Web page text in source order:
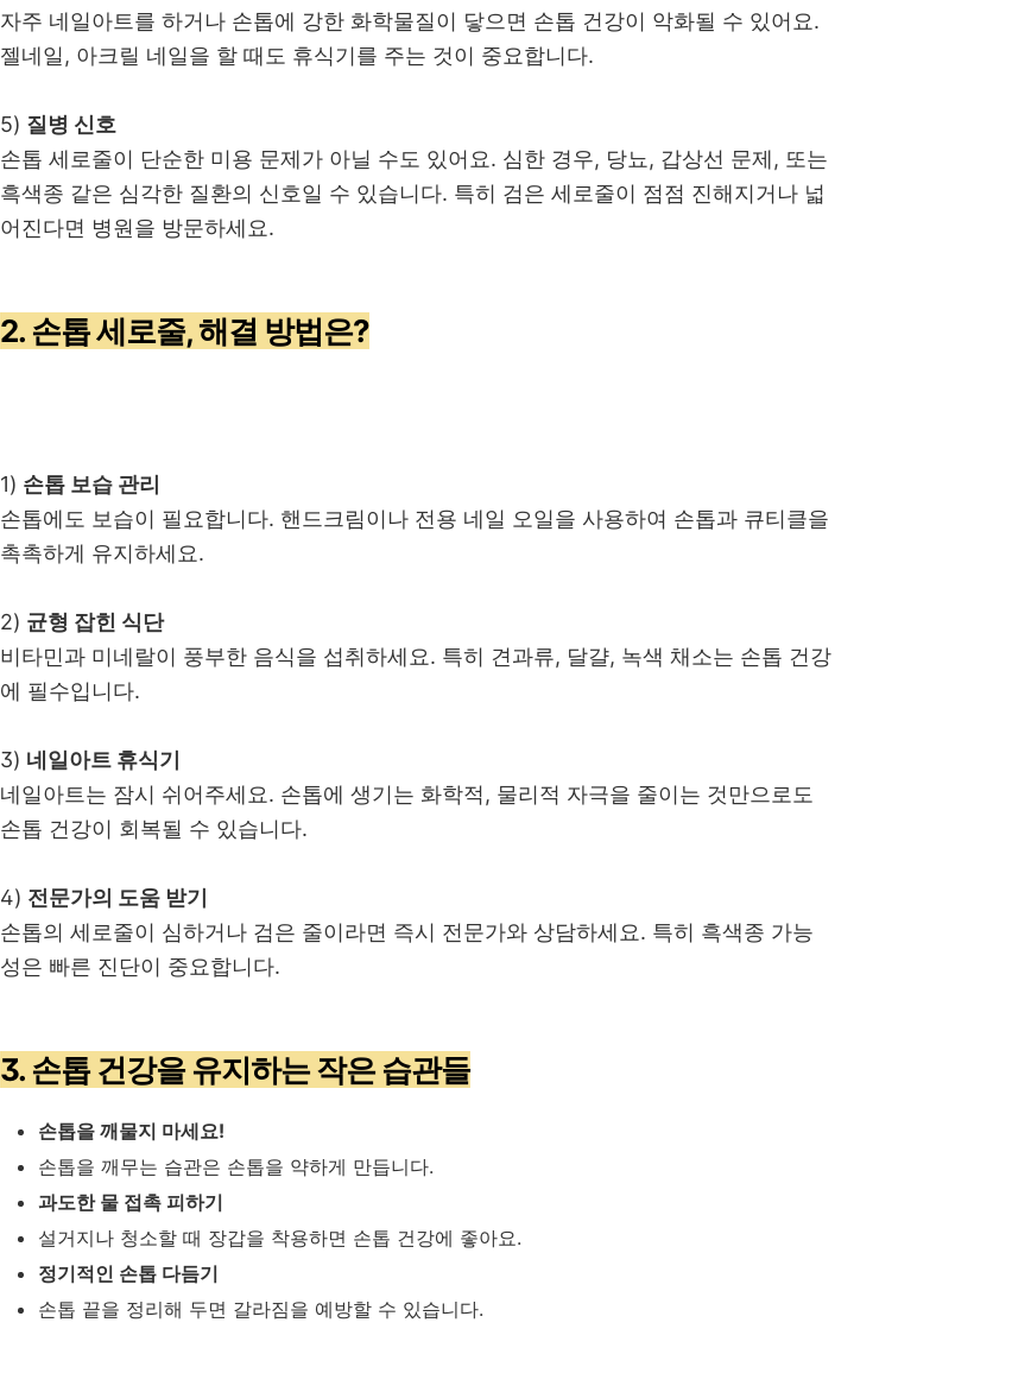
자주 네일아트를 하거나 손톱에 강한 화학물질이 닿으면 손톱 건강이 악화될 수 있어요.
젤네일, 아크릴 네일을 할 때도 휴식기를 주는 것이 중요합니다.
5) 질병 신호
손톱 세로줄이 단순한 미용 문제가 아닐 수도 있어요. 심한 경우, 당뇨, 갑상선 문제, 또는
흑색종 같은 심각한 질환의 신호일 수 있습니다. 특히 검은 세로줄이 점점 진해지거나 넓
어진다면 병원을 방문하세요.
2. 손톱 세로줄, 해결 방법은?
1) 손톱 보습 관리
손톱에도 보습이 필요합니다. 핸드크림이나 전용 네일 오일을 사용하여 손톱과 큐티클을
촉촉하게 유지하세요.
2) 균형 잡힌 식단
비타민과 미네랄이 풍부한 음식을 섭취하세요. 특히 견과류, 달걀, 녹색 채소는 손톱 건강
에 필수입니다.
3) 네일아트 휴식기
네일아트는 잠시 쉬어주세요. 손톱에 생기는 화학적, 물리적 자극을 줄이는 것만으로도
손톱 건강이 회복될 수 있습니다.
4) 전문가의 도움 받기
손톱의 세로줄이 심하거나 검은 줄이라면 즉시 전문가와 상담하세요. 특히 흑색종 가능
성은 빠른 진단이 중요합니다.
3. 손톱 건강을 유지하는 작은 습관들
손톱을 깨물지 마세요!
손톱을 깨무는 습관은 손톱을 약하게 만듭니다.
과도한 물 접촉 피하기
설거지나 청소할 때 장갑을 착용하면 손톱 건강에 좋아요.
정기적인 손톱 다듬기
손톱 끝을 정리해 두면 갈라짐을 예방할 수 있습니다.